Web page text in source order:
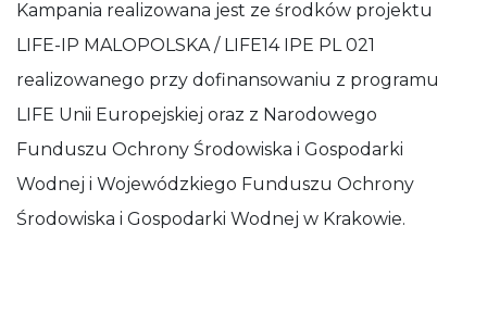
Kampania realizowana jest ze środków projektu
LIFE-IP MALOPOLSKA / LIFE14 IPE PL 021
realizowanego przy dofinansowaniu z programu
LIFE Unii Europejskiej oraz z Narodowego
Funduszu Ochrony Środowiska i Gospodarki
Wodnej i Wojewódzkiego Funduszu Ochrony
Środowiska i Gospodarki Wodnej w Krakowie.